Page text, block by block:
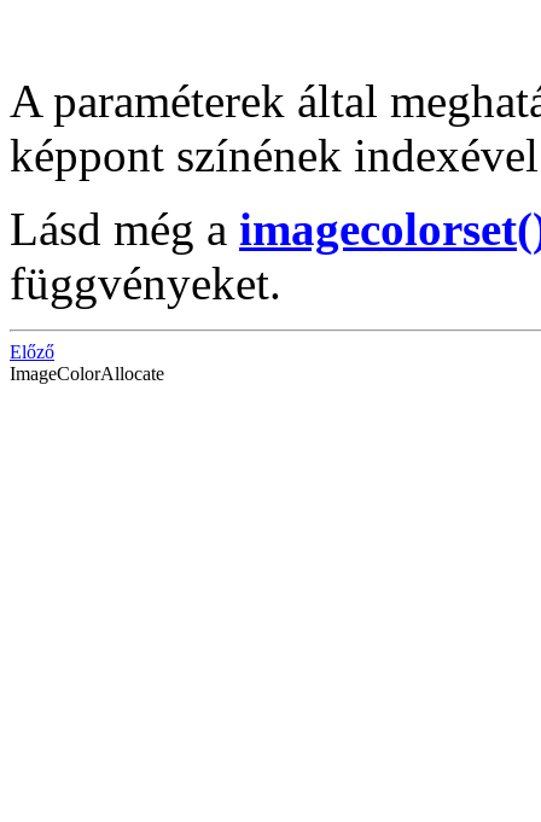
A paraméterek által
képpont színének
Lásd még a
függvényeket.
Előző
ImageColorAllocate